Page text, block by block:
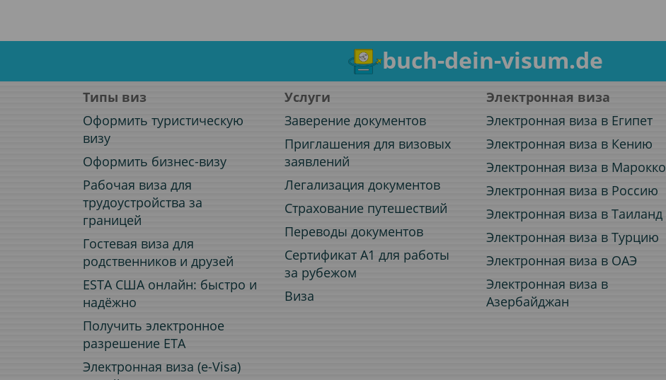
buch-dein-visum.de
Типы виз
Оформить туристическую
визу
Оформить бизнес-визу
Рабочая виза для
трудоустройства за
границей
Гостевая виза для
родственников и друзей
ESTA США онлайн: быстро и
надёжно
Получить электронное
разрешение ETA
Электронная виза (e-Visa)
Услуги
Заверение документов
Приглашения для визовых
заявлений
Легализация документов
Страхование путешествий
Переводы документов
Сертификат A1 для работы
за рубежом
Виза
Электронная виза
Электронная виза в Египет
Электронная виза в Кению
Электронная виза в Марокко
Электронная виза в Россию
Электронная виза в Таиланд
Электронная виза в Турцию
Электронная виза в ОАЭ
Электронная виза в
Азербайджан